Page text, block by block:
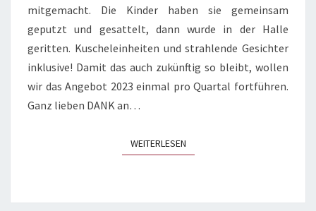
mitgemacht. Die Kinder haben sie gemeinsam
geputzt und gesattelt, dann wurde in der Halle
geritten. Kuscheleinheiten und strahlende Gesichter
inklusive! Damit das auch zukünftig so bleibt, wollen
wir das Angebot 2023 einmal pro Quartal fortführen.
Ganz lieben DANK an…
WEITERLESENWEITERLESEN